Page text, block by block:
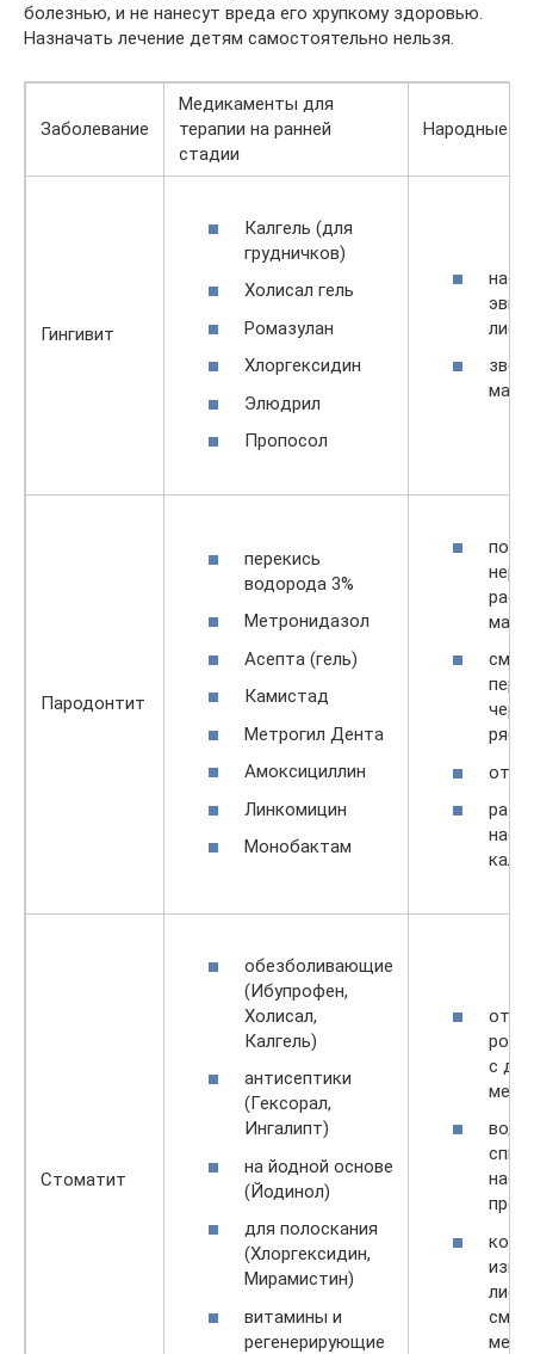
болезнью, и не нанесут вреда его хрупкому здоровью.
Назначать лечение детям самостоятельно нельзя.
Заболевание
Медикаменты для
терапии на ранней
стадии
Народные
Гингивит
Калгель (для
грудничков)
Холисал гель
Ромазулан
Хлоргексидин
Элюдрил
Пропосол
Пародонтит
перекись
водорода 3%
Метронидазол
Асепта (гель)
Камистад
Метрогил Дента
Амоксициллин
Линкомицин
Монобактам
Стоматит
обезболивающие
(Ибупрофен,
Холисал,
Калгель)
антисептики
(Гексорал,
Ингалипт)
на йодной основе
(Йодинол)
для полоскания
(Хлоргексидин,
Мирамистин)
витамины и
регенерирующие
с
меда